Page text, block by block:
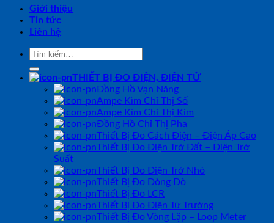
Giới thiệu
Tin tức
Liên hệ
Tìm
THIẾT BỊ ĐO ĐIỆN, ĐIỆN TỬ
Đồng Hồ Vạn Năng
Ampe Kìm Chỉ Thị Số
Ampe Kìm Chỉ Thị Kim
Đồng Hồ Chỉ Thị Pha
Thiết Bị Đo Cách Điện – Điện Áp Cao
Thiết Bị Đo Điện Trở Đất – Điện Trở
Suất
Thiết Bị Đo Điện Trở Nhỏ
Thiết Bị Đo Dòng Dò
Thiết Bị Đo LCR
Thiết Bị Đo Điện Từ Trường
Thiết Bị Đo Vòng Lặp – Loop Meter